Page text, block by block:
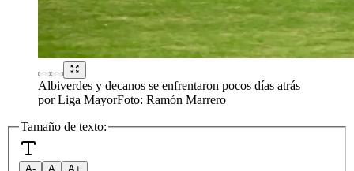
Albiverdes y decanos se enfrentaron pocos días atrás
por Liga MayorFoto: Ramón Marrero
Tamaño de texto: